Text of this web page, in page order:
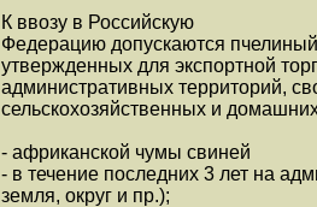
К ввозу в Российскую
Федерацию допускаются
утвержденных для экспортной
административных территорий,
сельскохозяйственных и
- африканской чумы свиней
- в течение последних 3 лет на
земля, округ и пр.);